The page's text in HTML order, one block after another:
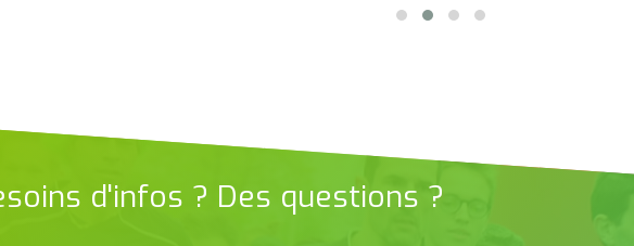
d'infos ? Des questions ?